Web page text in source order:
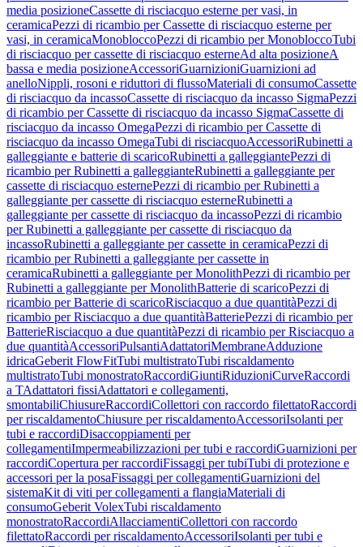
media posizioneCassette di risciacquo esterne per vasi, in
ceramicaPezzi di ricambio per Cassette di risciacquo esterne per
vasi, in ceramicaMonobloccoPezzi di ricambio per MonobloccoTubi
di risciacquo per cassette di risciacquo esterneAd alta posizioneA
bassa e media posizioneAccessoriGuarnizioniGuarnizioni ad
anelloNippli, rosoni e riduttori di flussoMateriali di consumoCassette
di risciacquo da incassoCassette di risciacquo da incasso SigmaPezzi
di ricambio per Cassette di risciacquo da incasso SigmaCassette di
risciacquo da incasso OmegaPezzi di ricambio per Cassette di
risciacquo da incasso OmegaTubi di risciacquoAccessoriRubinetti a
galleggiante e batterie di scaricoRubinetti a galleggiantePezzi di
ricambio per Rubinetti a galleggianteRubinetti a galleggiante per
cassette di risciacquo esternePezzi di ricambio per Rubinetti a
galleggiante per cassette di risciacquo esterneRubinetti a
galleggiante per cassette di risciacquo da incassoPezzi di ricambio
per Rubinetti a galleggiante per cassette di risciacquo da
incassoRubinetti a galleggiante per cassette in ceramicaPezzi di
ricambio per Rubinetti a galleggiante per cassette in
ceramicaRubinetti a galleggiante per MonolithPezzi di ricambio per
Rubinetti a galleggiante per MonolithBatterie di scaricoPezzi di
ricambio per Batterie di scaricoRisciacquo a due quantitàPezzi di
ricambio per Risciacquo a due quantitàBatteriePezzi di ricambio per
BatterieRisciacquo a due quantitàPezzi di ricambio per Risciacquo a
due quantitàAccessoriPulsantiAdattatoriMembraneAdduzione
idricaGeberit FlowFitTubi multistratoTubi riscaldamento
multistratoTubi monostratoRaccordiGiuntiRiduzioniCurveRaccordi
a TAdattatori fissiAdattatori e collegamenti,
smontabiliChiusureRaccordiCollettori con raccordo filettatoRaccordi
per riscaldamentoChiusure per riscaldamentoAccessoriIsolanti per
tubi e raccordiDisaccoppiamenti per
collegamentiImpermeabilizzazioni per tubi e raccordiGuarnizioni per
raccordiCopertura per raccordiFissaggi per tubiTubi di protezione e
accessori per la posaFissaggi per collegamentiGuarnizioni del
sistemaKit di viti per collegamenti a flangiaMateriali di
consumoGeberit VolexTubi riscaldamento
monostratoRaccordiAllacciamentiCollettori con raccordo
filettatoRaccordi per riscaldamentoAccessoriIsolanti per tubi e